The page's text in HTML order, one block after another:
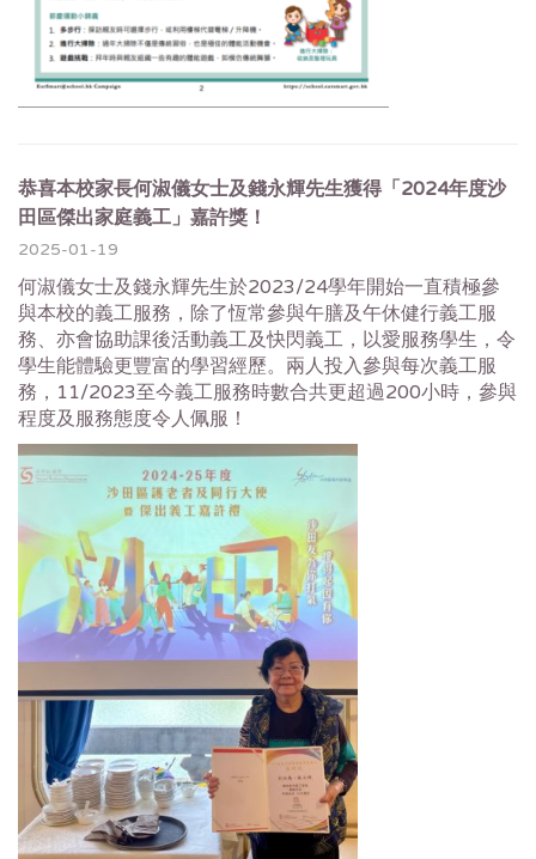
恭喜本校家長何淑儀女士及錢永輝先生獲得「2024年度沙
田區傑出家庭義工」嘉許獎！
2025-01-19
何淑儀女士及錢永輝先生於2023/24學年開始一直積極參
與本校的義工服務，除了恆常參與午膳及午休健行義工服
務、亦會協助課後活動義工及快閃義工，以愛服務學生，令
學生能體驗更豐富的學習經歷。兩人投入參與每次義工服
務，11/2023至今義工服務時數合共更超過200小時，參與
程度及服務態度令人佩服！